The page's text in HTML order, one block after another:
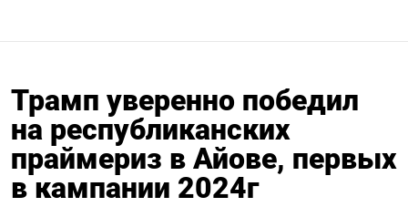
Трамп уверенно победил
на республиканских
праймериз в Айове, первых
в кампании 2024г